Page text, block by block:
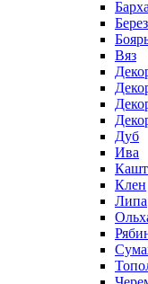
Вяз
Дуб
Ива
Клен
Липа